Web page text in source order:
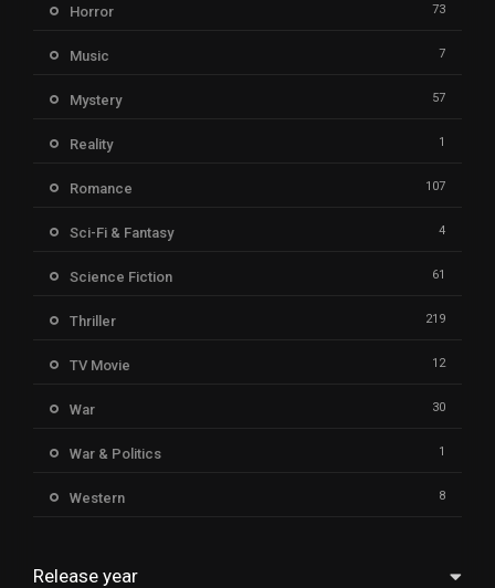
Horror 73
Music 7
Mystery 57
Reality 1
Romance 107
Sci-Fi & Fantasy 4
Science Fiction 61
Thriller 219
TV Movie 12
War 30
War & Politics 1
Western 8
Release year